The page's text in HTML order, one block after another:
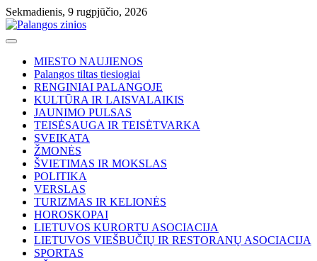
Skip
to
content
Sekmadienis, 9 rugpjūčio, 2026
MIESTO NAUJIENOS
Palangos tiltas tiesiogiai
RENGINIAI PALANGOJE
KULTŪRA IR LAISVALAIKIS
JAUNIMO PULSAS
TEISĖSAUGA IR TEISĖTVARKA
SVEIKATA
ŽMONĖS
ŠVIETIMAS IR MOKSLAS
POLITIKA
VERSLAS
TURIZMAS IR KELIONĖS
HOROSKOPAI
LIETUVOS KURORTU ASOCIACIJA
LIETUVOS VIEŠBUČIŲ IR RESTORANŲ ASOCIACIJA
SPORTAS